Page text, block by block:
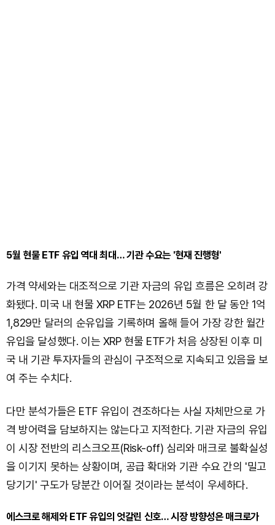
5월 현물 ETF 유입 역대 최대… 기관 수요는 '현재 진행형'
가격 약세와는 대조적으로 기관 자금의 유입 흐름은 오히려 강
화됐다. 미국 내 현물 XRP ETF는 2026년 5월 한 달 동안 1억
1,829만 달러의 순유입을 기록하며 올해 들어 가장 강한 월간
유입을 달성했다. 이는 XRP 현물 ETF가 처음 상장된 이후 미
국 내 기관 투자자들의 관심이 구조적으로 지속되고 있음을 보
여 주는 수치다.
다만 분석가들은 ETF 유입이 견조하다는 사실 자체만으로 가
격 방어력을 담보하지는 않는다고 지적한다. 기관 자금의 유입
이 시장 전반의 리스크오프(Risk-off) 심리와 매크로 불확실성
을 이기지 못하는 상황이며, 공급 확대와 기관 수요 간의 '밀고
당기기' 구도가 당분간 이어질 것이라는 분석이 우세하다.
에스크로 해제와 ETF 유입의 엇갈린 신호… 시장 방향성은 매크로가